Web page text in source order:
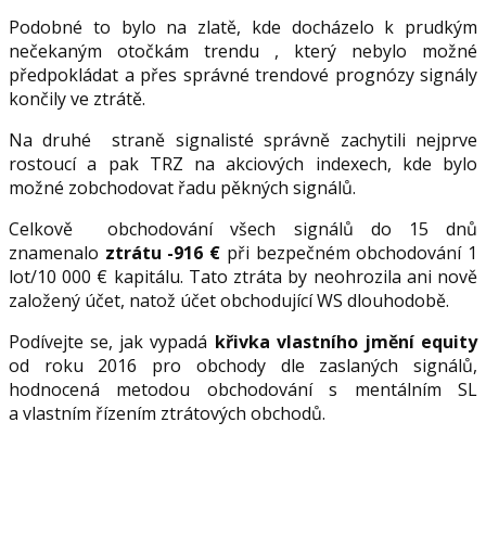
Podobné to bylo na zlatě, kde docházelo k prudkým
nečekaným otočkám trendu , který nebylo možné
předpokládat a přes správné trendové prognózy signály
končily ve ztrátě.
Na druhé straně signalisté správně zachytili nejprve
rostoucí a pak TRZ na akciových indexech, kde bylo
možné zobchodovat řadu pěkných signálů.
Celkově obchodování všech signálů do 15 dnů
znamenalo ztrátu -916 € při bezpečném obchodování 1
lot/10 000 € kapitálu. Tato ztráta by neohrozila ani nově
založený účet, natož účet obchodující WS dlouhodobě.
Podívejte se, jak vypadá křivka vlastního jmění equity
od roku 2016 pro obchody dle zaslaných signálů,
hodnocená metodou obchodování s mentálním SL
a vlastním řízením ztrátových obchodů.